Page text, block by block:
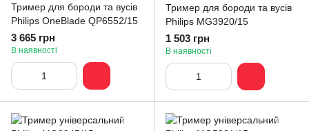
Тример для бороди та вусів
Philips OneBlade QP6552/15
3 665 грн
В наявності
Тример для бороди та вусів
Philips MG3920/15
1 503 грн
В наявності